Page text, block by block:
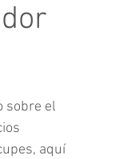
sobre el
aquí